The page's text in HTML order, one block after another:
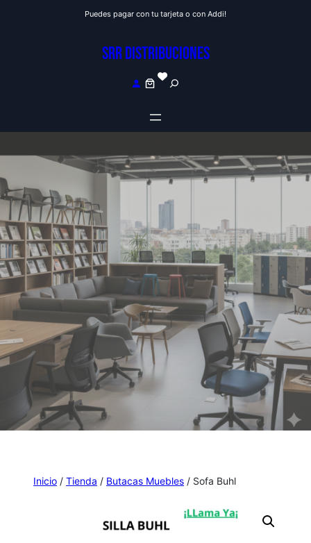
Puedes pagar con tu tarjeta o con Addi!
SRR DISTRIBUCIONES
S
e
h
Inicio / Tienda / Butacas Muebles / Sofa Buhl